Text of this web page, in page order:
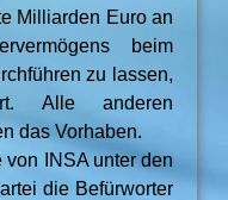
Milliarden Euro an
beim
zu lassen,
Alle anderen
das Vorhaben.
INSA unter den
die Befürworter